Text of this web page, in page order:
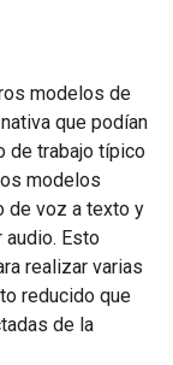
modelos de
que podían
de trabajo típico
modelos
de voz a texto y
audio. Esto
realizar varias
reducido que
de la